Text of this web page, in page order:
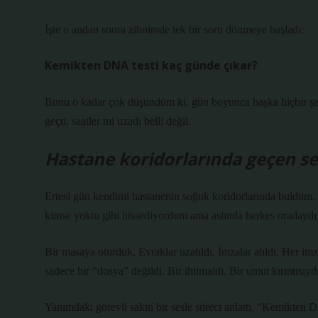
İşte o andan sonra zihnimde tek bir soru dönmeye başladı:
Kemikten DNA testi kaç günde çıkar?
Bunu o kadar çok düşündüm ki, gün boyunca başka hiçbir
geçti, saatler mi uzadı belli değil.
Hastane koridorlarında geçen
Ertesi gün kendimi hastanenin soğuk koridorlarında
kimse yoktu gibi hissediyordum ama aslında herkes
Bir masaya oturduk. Evraklar uzatıldı. İmzalar atıldı. Her
sadece bir “dosya” değildi. Bir ihtimaldi. Bir umut
Yanımdaki görevli sakin bir sesle süreci anlattı. “Kemikten